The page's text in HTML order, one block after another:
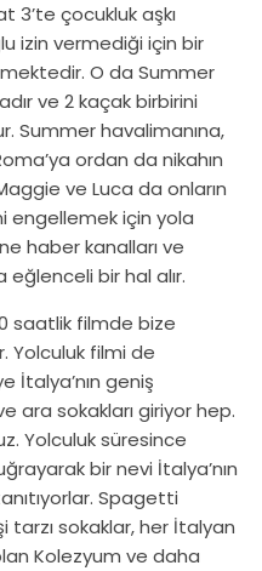
3’te çocukluk aşkı
izin vermediği için bir
O da Summer
ve 2 kaçak birbirini
Summer havalimanına,
ordan da nikahın
ve Luca da onların
engellemek için yola
haber kanalları ve
eğlenceli bir hal alır.
saatlik filmde bize
Yolculuk filmi de
İtalya’nın geniş
ara sokakları giriyor hep.
Yolculuk süresince
bir nevi İtalya’nın
Spagetti
tarzı sokaklar, her İtalyan
Kolezyum ve daha